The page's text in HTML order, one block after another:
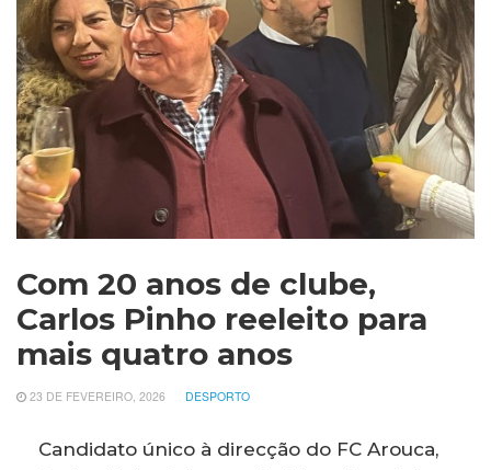
Com 20 anos de clube,
Carlos Pinho reeleito para
mais quatro anos
23 DE FEVEREIRO, 2026 DESPORTO
Candidato único à direcção do FC Arouca,